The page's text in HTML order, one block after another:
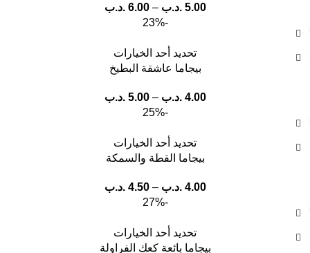
5.00 .د.ب –
6.00 .د.ب
-23%
تحديد أحد الخيارات
بيجاما عاشقة البطيخ
4.00 .د.ب –
5.00 .د.ب
-25%
تحديد أحد الخيارات
بيجاما القطة والسمكة
4.00 .د.ب –
4.50 .د.ب
-27%
تحديد أحد الخيارات
بيجاما بائعة كعك الفراولة